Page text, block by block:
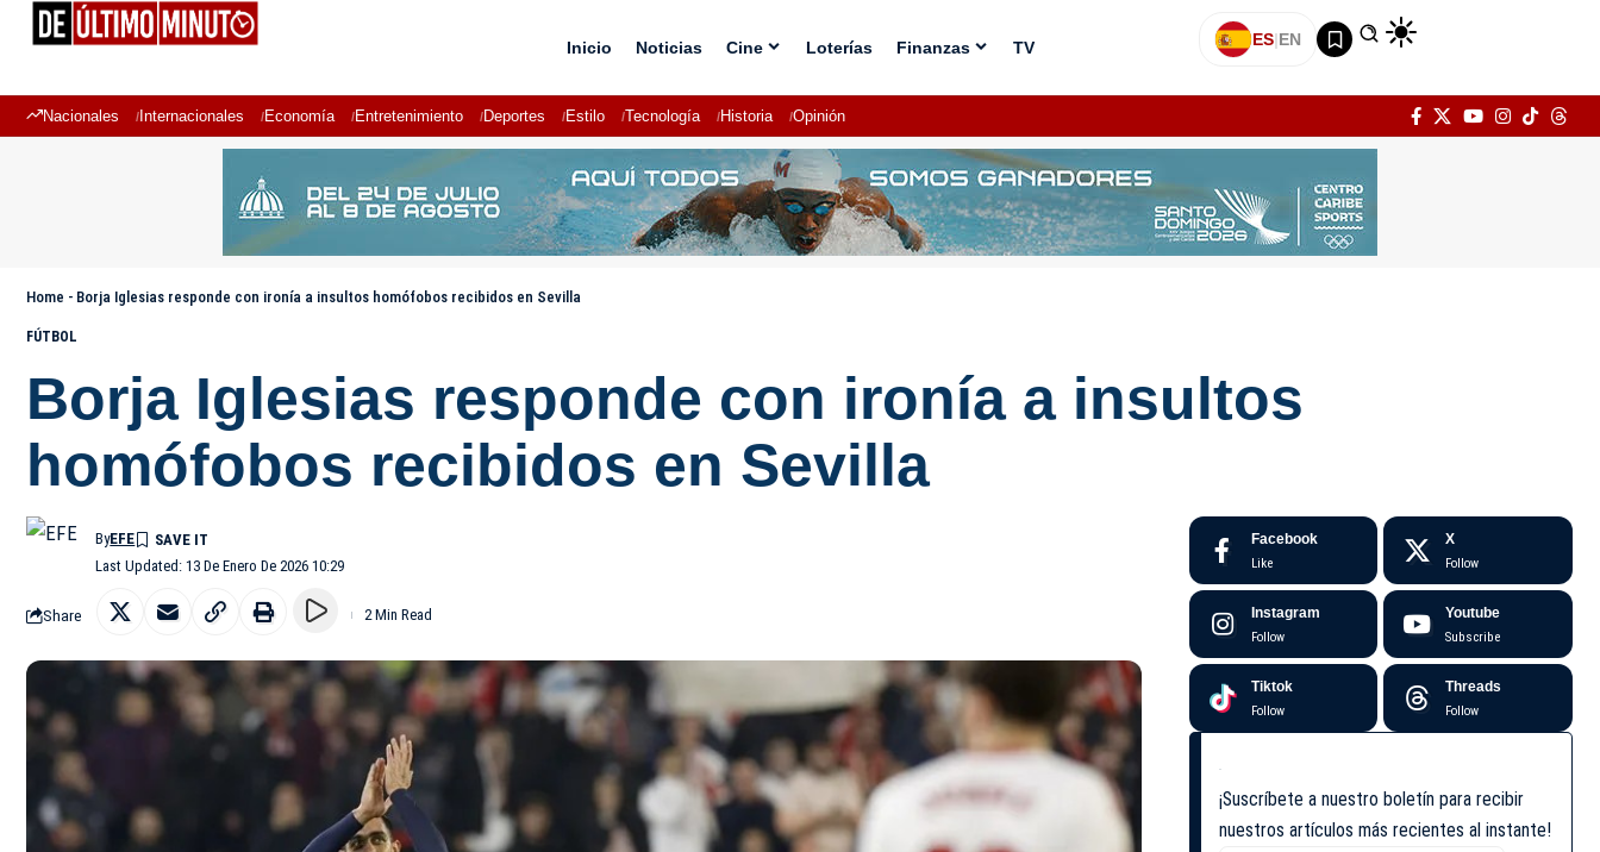
Inicio Noticias Cine Loterías Finanzas TV ES|EN
Nacionales Internacionales Economía Entretenimiento Deportes Estilo Tecnología Historia Opinión
Home - Borja Iglesias responde con ironía a insultos homófobos recibidos en Sevilla
FÚTBOL
Borja Iglesias responde con ironía a insultos
homófobos recibidos en Sevilla
Last Updated: 13 De Enero De 2026 10:29
ByEFE
Share 2 Min Read
Facebook
Like
X
Follow
Instagram
Follow
Youtube
Subscribe
Tiktok
Follow
Threads
Follow
¡Suscríbete a nuestro boletín para recibir
nuestros artículos más recientes al instante!